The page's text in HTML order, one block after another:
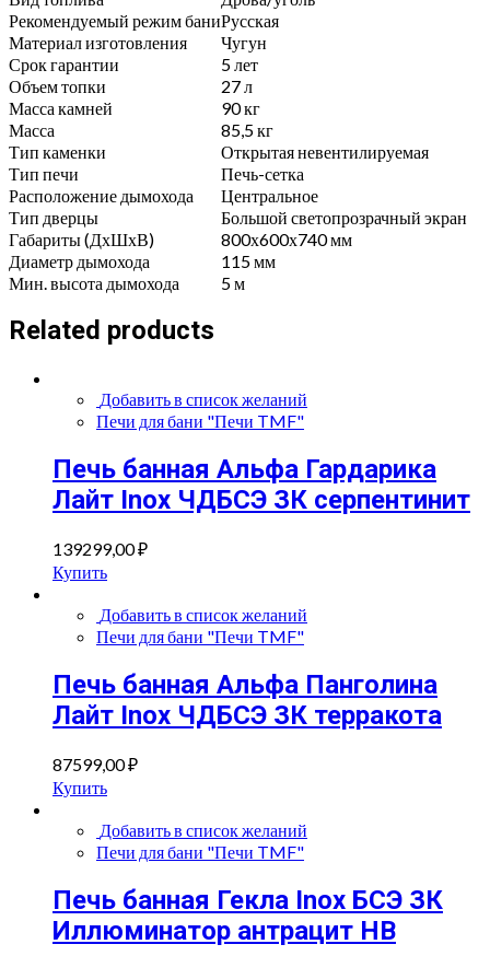
Рекомендуемый режим баниРусская
Материал изготовления
Чугун
Срок гарантии
5 лет
Объем топки
27 л
Масса камней
90 кг
Масса
85,5 кг
Тип каменки
Открытая невентилируемая
Тип печи
Печь-сетка
Расположение дымохода
Центральное
Тип дверцы
Большой светопрозрачный экран
Габариты (ДхШхВ)
800х600х740 мм
Диаметр дымохода
115 мм
Мин. высота дымохода
5 м
Related products
Добавить в список желаний
Печи для бани "Печи TMF"
Печь банная Альфа Гардарика
Лайт Inox ЧДБСЭ ЗК серпентинит
139299,00₽
Купить
Добавить в список желаний
Печи для бани "Печи TMF"
Печь банная Альфа Панголина
Лайт Inox ЧДБСЭ ЗК терракота
87599,00₽
Купить
Добавить в список желаний
Печи для бани "Печи TMF"
Печь банная Гекла Inox БСЭ ЗК
Иллюминатор антрацит НВ